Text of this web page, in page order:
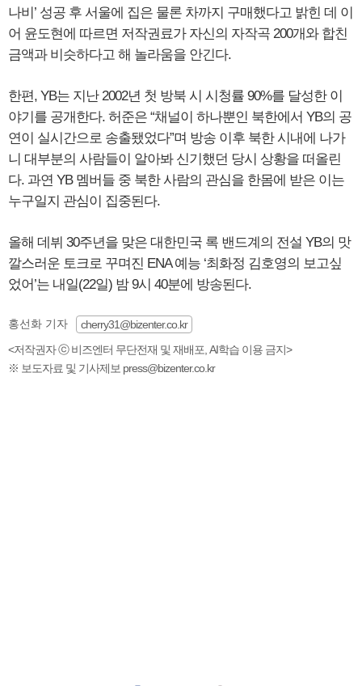
나비’ 성공 후 서울에 집은 물론 차까지 구매했다고 밝힌 데 이
어 윤도현에 따르면 저작권료가 자신의 자작곡 200개와 합친
금액과 비슷하다고 해 놀라움을 안긴다.
한편, YB는 지난 2002년 첫 방북 시 시청률 90%를 달성한 이
야기를 공개한다. 허준은 “채널이 하나뿐인 북한에서 YB의 공
연이 실시간으로 송출됐었다”며 방송 이후 북한 시내에 나가
니 대부분의 사람들이 알아봐 신기했던 당시 상황을 떠올린
다. 과연 YB 멤버들 중 북한 사람의 관심을 한몸에 받은 이는
누구일지 관심이 집중된다.
올해 데뷔 30주년을 맞은 대한민국 록 밴드계의 전설 YB의 맛
깔스러운 토크로 꾸며진 ENA 예능 ‘최화정 김호영의 보고싶
었어’는 내일(22일) 밤 9시 40분에 방송된다.
홍선화 기자
cherry31@bizenter.co.kr
<저작권자 ⓒ 비즈엔터 무단전재 및 재배포, AI학습 이용 금지>
※ 보도자료 및 기사제보 press@bizenter.co.kr